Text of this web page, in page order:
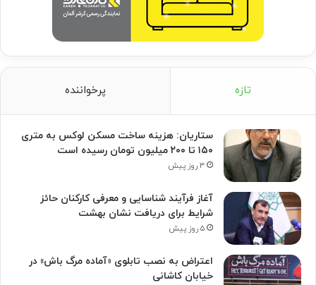
تازه پرخواننده
ستاریان: هزینه ساخت مسکن لوکس به متری
۱۵۰ تا ۲۰۰ میلیون تومان رسیده است
۳ روز پیش
آغاز فرآیند شناسایی و معرفی کارکنان حائز
شرایط برای دریافت نشان بهشت
۵ روز پیش
اعتراض به نصب تابلوی «آماده مرگ باش» در
خیابان کاشانی